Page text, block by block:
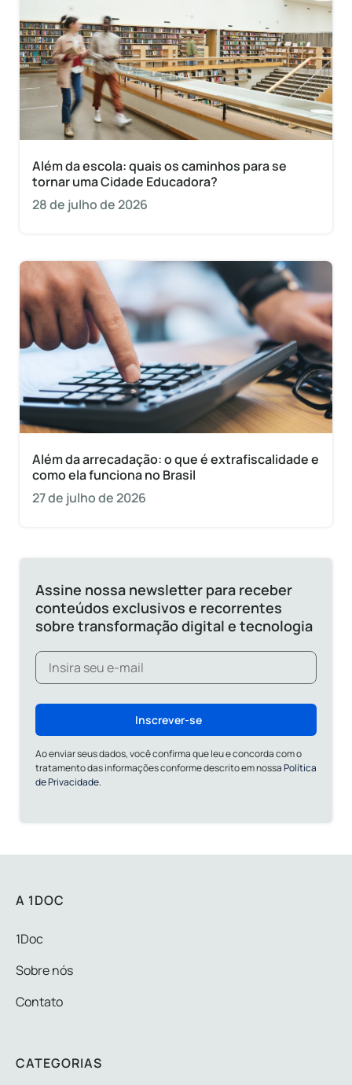
Além da escola: quais os caminhos para se
tornar uma Cidade Educadora?
28 de julho de 2026
Além da arrecadação: o que é extrafiscalidade e
como ela funciona no Brasil
27 de julho de 2026
Assine nossa newsletter para receber
conteúdos exclusivos e recorrentes
sobre transformação digital e tecnologia
Inscrever-se
Ao enviar seus dados, você confirma que leu e concorda com o
tratamento das informações conforme descrito em nossaPolítica
de Privacidade.
A 1DOC
1Doc
Sobre nós
Contato
CATEGORIAS